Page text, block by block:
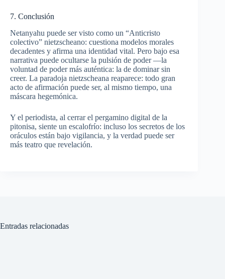
7. Conclusión
Netanyahu puede ser visto como un “Anticristo
colectivo” nietzscheano: cuestiona modelos morales
decadentes y afirma una identidad vital. Pero bajo esa
narrativa puede ocultarse la pulsión de poder —la
voluntad de poder más auténtica: la de dominar sin
creer. La paradoja nietzscheana reaparece: todo gran
acto de afirmación puede ser, al mismo tiempo, una
máscara hegemónica.
Y el periodista, al cerrar el pergamino digital de la
pitonisa, siente un escalofrío: incluso los secretos de los
oráculos están bajo vigilancia, y la verdad puede ser
más teatro que revelación.
Entradas relacionadas